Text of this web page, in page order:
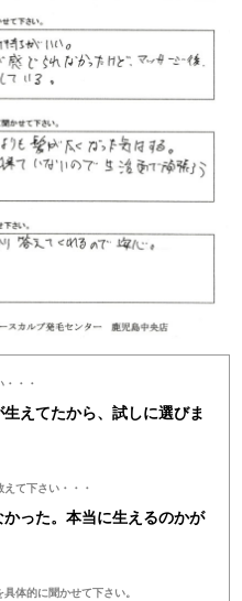
・・
えてたから、試しに選びま
て下さい・・・
った。本当に生えるのかが
体的に聞かせて下さい。